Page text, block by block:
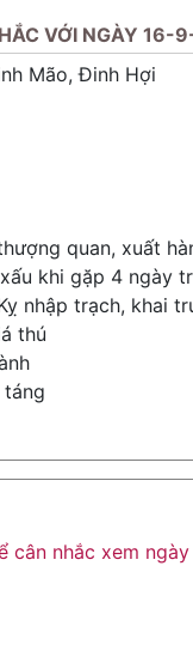
VỚI NGÀY
Mão, Đinh Hợi
quan, xuất
khi gặp 4 ngày
nhập trạch, khai
thú
táng
nhắc xem